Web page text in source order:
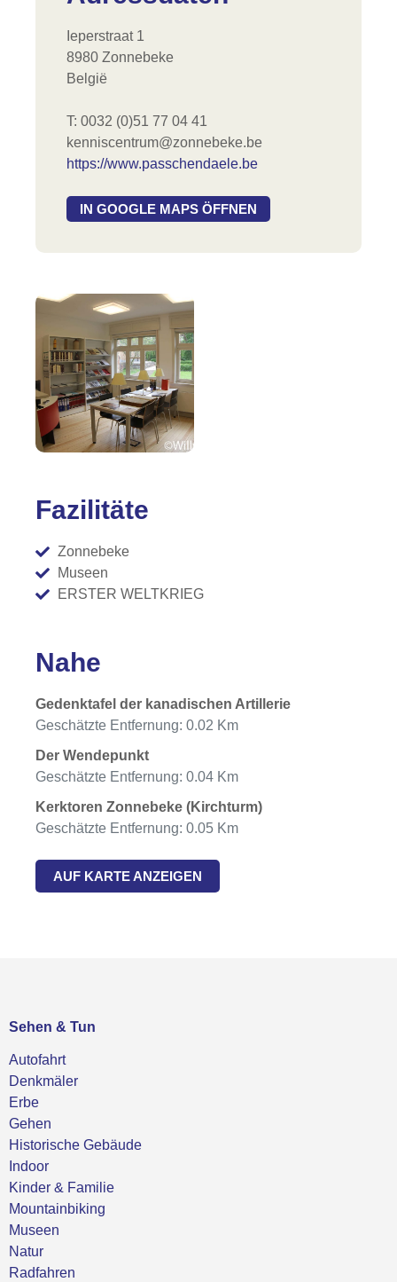
Ieperstraat 1
8980 Zonnebeke
België
T: 0032 (0)51 77 04 41
kenniscentrum@zonnebeke.be
https://www.passchendaele.be
IN GOOGLE MAPS ÖFFNEN
Fazilitäte
Zonnebeke
Museen
ERSTER WELTKRIEG
Nahe
Gedenktafel der kanadischen Artillerie
Geschätzte Entfernung: 0.02 Km
Der Wendepunkt
Geschätzte Entfernung: 0.04 Km
Kerktoren Zonnebeke (Kirchturm)
Geschätzte Entfernung: 0.05 Km
AUF KARTE ANZEIGEN
Sehen & Tun
Autofahrt
Denkmäler
Erbe
Gehen
Historische Gebäude
Indoor
Kinder & Familie
Mountainbiking
Museen
Natur
Radfahren